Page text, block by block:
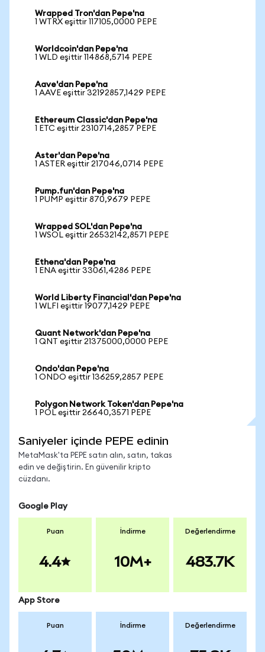
Wrapped Tron'dan Pepe'na
1 WTRX eşittir 117105,0000 PEPE
Worldcoin'dan Pepe'na
1 WLD eşittir 114868,5714 PEPE
Aave'dan Pepe'na
1 AAVE eşittir 32192857,1429 PEPE
Ethereum Classic'dan Pepe'na
1 ETC eşittir 2310714,2857 PEPE
Aster'dan Pepe'na
1 ASTER eşittir 217046,0714 PEPE
Pump.fun'dan Pepe'na
1 PUMP eşittir 870,9679 PEPE
Wrapped SOL'dan Pepe'na
1 WSOL eşittir 26532142,8571 PEPE
Ethena'dan Pepe'na
1 ENA eşittir 33061,4286 PEPE
World Liberty Financial'dan Pepe'na
1 WLFI eşittir 19077,1429 PEPE
Quant Network'dan Pepe'na
1 QNT eşittir 21375000,0000 PEPE
Ondo'dan Pepe'na
1 ONDO eşittir 136259,2857 PEPE
Polygon Network Token'dan Pepe'na
1 POL eşittir 26640,3571 PEPE
Saniyeler içinde PEPE edinin
MetaMask'ta PEPE satın alın, satın, takas
edin ve değiştirin. En güvenilir kripto
cüzdanı.
Google Play
Puan
4.4
İndirme
10M+
Değerlendirme
483.7K
App Store
Puan İndirme Değerlendirme